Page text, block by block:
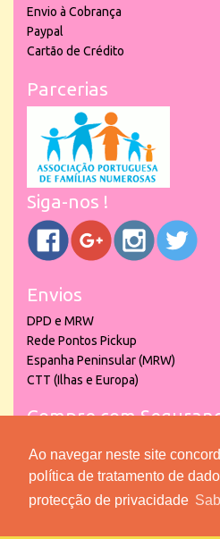
Ao navegar neste site
política de tratamento de
protecção de privacidade
Envio à Cobrança
Paypal
Cartão de Crédito
Parcerias
Siga-nos !
Envios
DPD e MRW
Rede Pontos Pickup
Espanha Peninsular (MRW)
CTT (Ilhas e Europa)
Compre com
powered by puber!a | © 2026